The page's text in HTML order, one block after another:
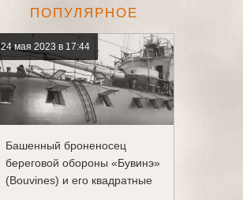
ПОПУЛЯРНОЕ
24 мая 2023 в 17:44
Башенный броненосец
береговой обороны «Бувинэ»
(Bouvines) и его квадратные